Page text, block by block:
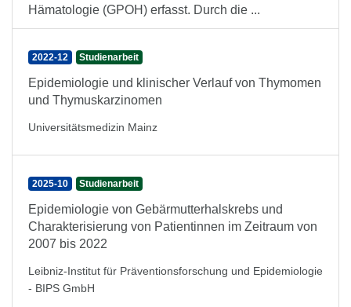
Hämatologie (GPOH) erfasst. Durch die ...
2022-12 Studienarbeit
Epidemiologie und klinischer Verlauf von Thymomen
und Thymuskarzinomen
Universitätsmedizin Mainz
2025-10 Studienarbeit
Epidemiologie von Gebärmutterhalskrebs und
Charakterisierung von Patientinnen im Zeitraum von
2007 bis 2022
Leibniz-Institut für Präventionsforschung und Epidemiologie
- BIPS GmbH